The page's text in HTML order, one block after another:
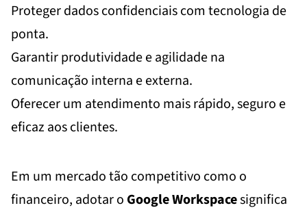
Proteger dados confidenciais com tecnologia de
ponta.
Garantir produtividade e agilidade na
comunicação interna e externa.
Oferecer um atendimento mais rápido, seguro e
eficaz aos clientes.
Em um mercado tão competitivo como o
financeiro, adotar o Google Workspacesignifica